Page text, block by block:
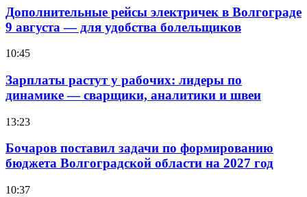
Дополнительные рейсы электричек в Волгограде
9 августа — для удобства болельщиков
10:45
Зарплаты растут у рабочих: лидеры по
динамике — сварщики, аналитики и швеи
13:23
Бочаров поставил задачи по формированию
бюджета Волгоградской области на 2027 год
10:37